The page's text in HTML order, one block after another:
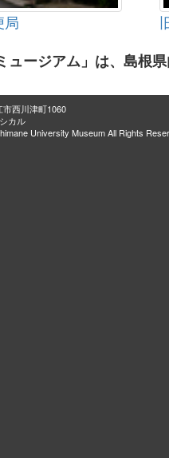
局
ュージアム」は、島根
西川津町1060
カル
University Museum All Rights